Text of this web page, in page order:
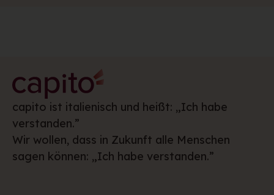
capito ist italienisch und heißt: „Ich habe
verstanden.”
Wir wollen, dass in Zukunft alle Menschen
sagen können: „Ich habe verstanden.”